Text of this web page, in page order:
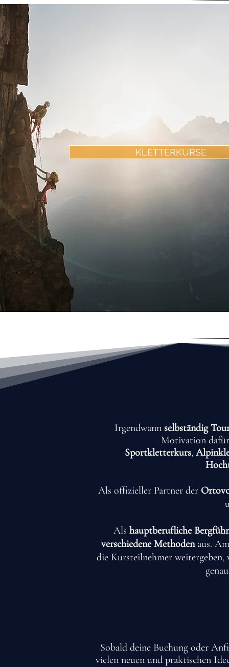
KLETTERKURSE
Irgendwann selbständig
Motivation
Sportkletterkurs,
Als offizieller Partner der
Als hauptberufliche
verschiedene Methodenaus.
die Kursteilnehmer
Sobald deine Buchung oder
vielen neuen und praktischen